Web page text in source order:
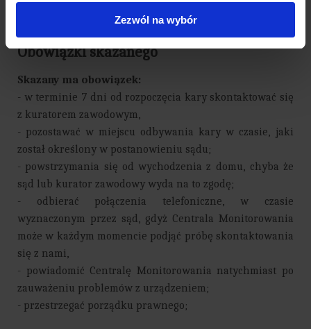
Zezwól na wybór
okręgu skazany przebywa.
Obowiązki skazanego
Skazany ma obowiązek:
- w terminie 7 dni od rozpoczęcia kary skontaktować się
z kuratorem zawodowym,
- pozostawać w miejscu odbywania kary w czasie, jaki
został określony w postanowieniu sądu;
- powstrzymania się od wychodzenia z domu, chyba że
sąd lub kurator zawodowy wyda na to zgodę;
- odbierać połączenia telefoniczne, w czasie
wyznaczonym przez sąd, gdyż Centrala Monitorowania
może w każdym momencie podjąć próbę skontaktowania
się z nami,
- powiadomić Centralę Monitorowania natychmiast po
zauważeniu problemów z urządzeniem;
- przestrzegać porządku prawnego;